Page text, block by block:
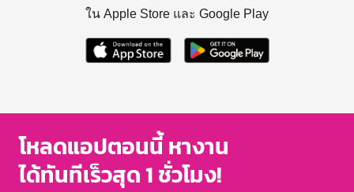
ใน Apple Store และ Google Play
โหลดแอปตอนนี้ หางาน
ได้ทันทีเร็วสุด 1 ชั่วโมง!